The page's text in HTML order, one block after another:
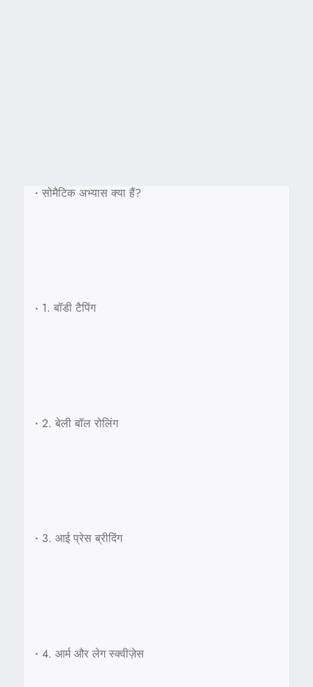
• सोमैटिक अभ्यास क्या हैं?
• 1. बॉडी टैपिंग
• 2. बेली बॉल रोलिंग
• 3. आई प्रेस ब्रीदिंग
• 4. आर्म और लेग स्क्वीज़ेस